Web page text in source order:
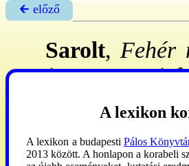
🡰 előző
Sarolt, Fehér
(ur. 972-997)
országrészen
leánya, aki
kútfők
A lexikon
A lexikon a budapesti Pálos
2013 között. A honlapon a korabeli